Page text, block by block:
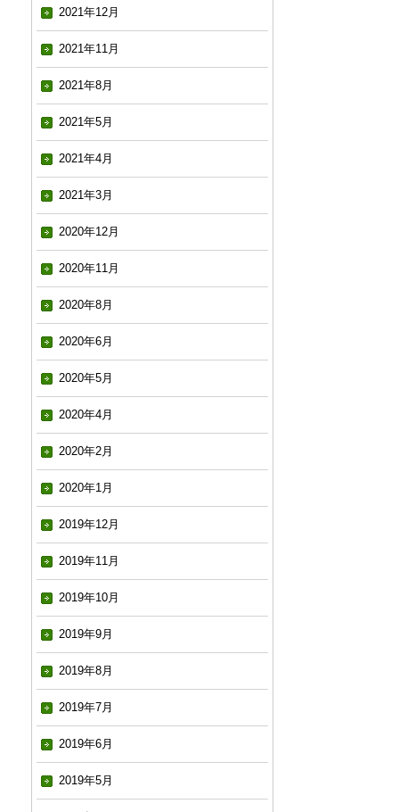
2021年12月
2021年11月
2021年8月
2021年5月
2021年4月
2021年3月
2020年12月
2020年11月
2020年8月
2020年6月
2020年5月
2020年4月
2020年2月
2020年1月
2019年12月
2019年11月
2019年10月
2019年9月
2019年8月
2019年7月
2019年6月
2019年5月